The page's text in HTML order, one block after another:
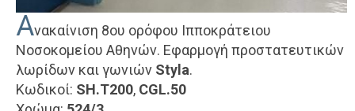
Ανακαίνιση 8ου ορόφου Ιπποκράτειου
Νοσοκομείου Αθηνών. Εφαρμογή προστατευτικών
λωρίδων και γωνιών Styla.
Κωδικοί: SH.T200, CGL.50